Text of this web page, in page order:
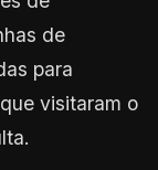
de
para
visitaram o